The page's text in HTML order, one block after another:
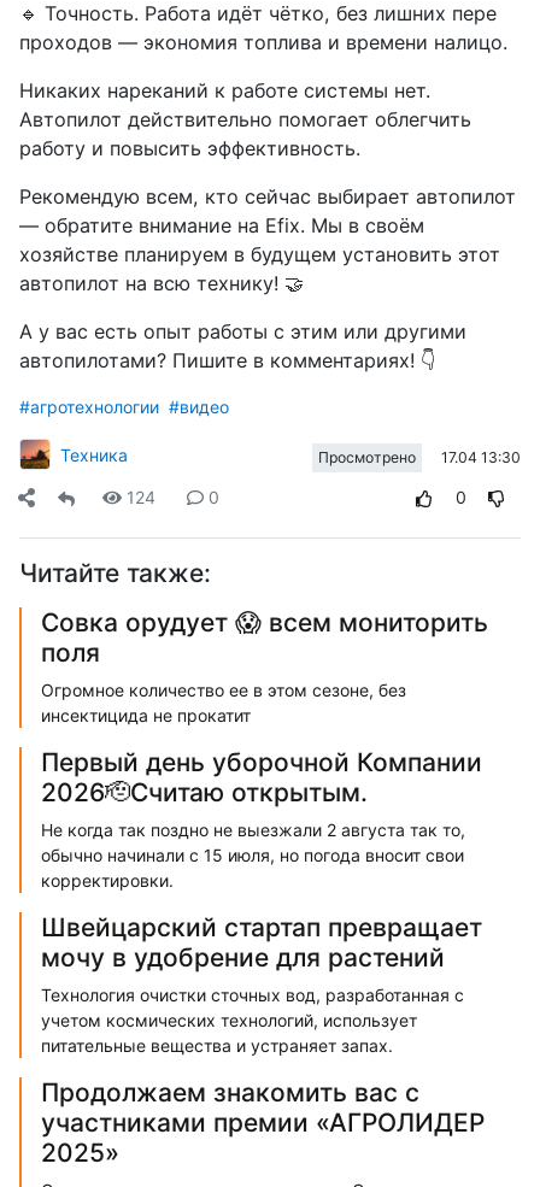
🔹 Точность. Работа идёт чётко, без лишних пере
проходов — экономия топлива и времени налицо.
Никаких нареканий к работе системы нет.
Автопилот действительно помогает облегчить
работу и повысить эффективность.
Рекомендую всем, кто сейчас выбирает автопилот
— обратите внимание на Efix. Мы в своём
хозяйстве планируем в будущем установить этот
автопилот на всю технику! 🤝
А у вас есть опыт работы с этим или другими
автопилотами? Пишите в комментариях! 👇
#агротехнологии #видео
Техника Просмотрено 17.04 13:30
124 0 0
Читайте также:
Совка орудует 😱 всем мониторить
поля
Огромное количество ее в этом сезоне, без
инсектицида не прокатит
Первый день уборочной Компании
2026🫡Считаю открытым.
Не когда так поздно не выезжали 2 августа так то,
обычно начинали с 15 июля, но погода вносит свои
корректировки.
Швейцарский стартап превращает
мочу в удобрение для растений
Технология очистки сточных вод, разработанная с
учетом космических технологий, использует
питательные вещества и устраняет запах.
Продолжаем знакомить вас с
участниками премии «АГРОЛИДЕР
2025»